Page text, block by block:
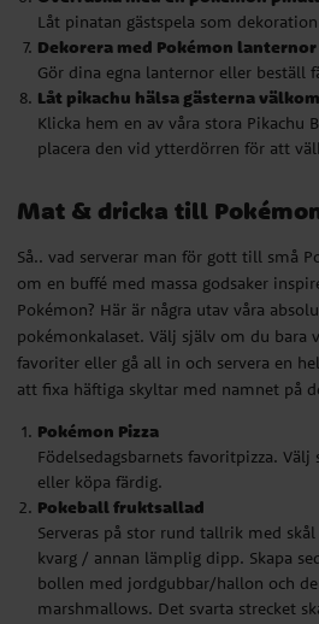
Så.. vad serverar man för gott till små
om en buffé med massa godsaker
Pokémon? Här är några utav
pokémonkalaset. Välj själv om du
favoriter eller gå all in och servera en
Pokémon Pizza
eller köpa färdig.
Pokeball fruktsallad
Serveras på stor rund tallrik med
kvarg / annan lämplig dipp. Skapa
bollen med jordgubbar/hallon och
marshmallows. Det svarta strecket
Ostbågar, vad annars? :)
Pikachus Popcorn
Pikachus popcorn serveras givetvis i
lite extra tid över kan du alltid
pikachus med ögon, öron, näsa och
Chanseys Ägg
Servera M&M:s eller liknande runda
skål.
Låt pinatan gästspela som
Dekorera med Pokémon
Gör dina egna lanternor eller beställ
Låt pikachu hälsa gästerna
Klicka hem en av våra stora Pikachu
placera den vid ytterdörren för att
Mat & dricka till
Så.. vad serverar man för gott till små
om en buffé med massa godsaker
Pokémon? Här är några utav våra
pokémonkalaset. Välj själv om du bara
favoriter eller gå all in och servera en
att fixa häftiga skyltar med namnet på
Pokémon Pizza
Födelsedagsbarnets favoritpizza.
eller köpa färdig.
Pokeball fruktsallad
Serveras på stor rund tallrik med
kvarg / annan lämplig dipp. Skapa
bollen med jordgubbar/hallon och
marshmallows. Det svarta strecket